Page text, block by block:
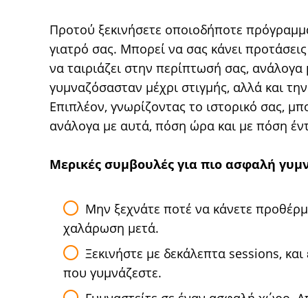
Προτού ξεκινήσετε οποιοδήποτε
γιατρό σας. Μπορεί να σας κάνει
να ταιριάζει στην περίπτωσή σας,
γυμναζόσασταν μέχρι στιγμής, αλλά και
Επιπλέον, γνωρίζοντας το ιστορικό σας,
ανάλογα με αυτά, πόση ώρα και με πόση
Μερικές συμβουλές για πιο ασφαλή
Μην ξεχνάτε ποτέ να κάνετε
χαλάρωση μετά.
Ξεκινήστε με δεκάλεπτα sessions,
που γυμνάζεστε.